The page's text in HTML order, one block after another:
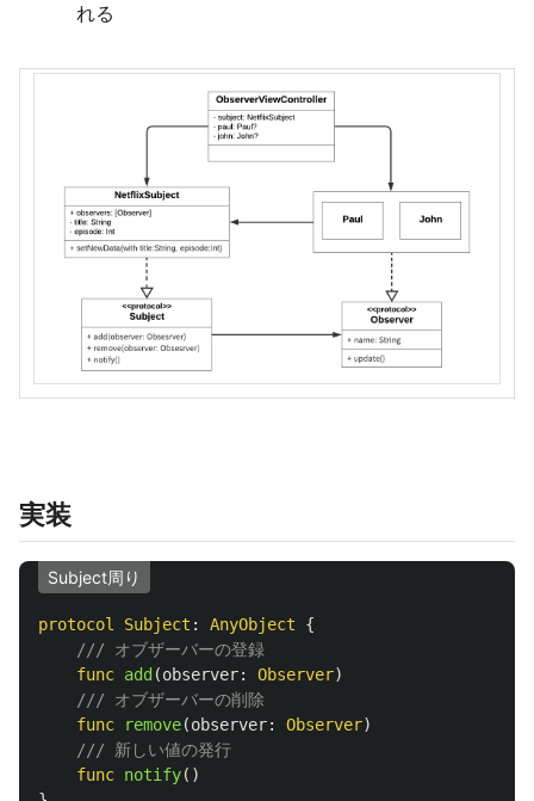
れる
実装
Subject周り
protocol Subject : AnyObject
{
/// オブザーバーの登録
func add (observer: Observer)
/// オブザーバーの削除
func
remove(observer: Observer)
/// 新しい値の発行
func notify()